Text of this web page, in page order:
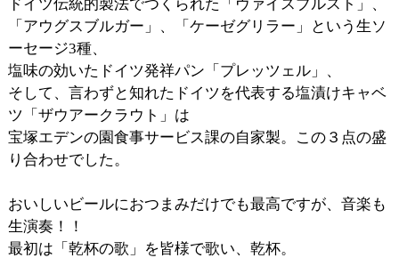
ドイツ伝統的製法でつくられた「ヴァイスブルスト」、
「アウグスブルガー」、「ケーゼグリラー」という生ソ
ーセージ3種、
塩味の効いたドイツ発祥パン「プレッツェル」、
そして、言わずと知れたドイツを代表する塩漬けキャベ
ツ「ザウアークラウト」は
宝塚エデンの園食事サービス課の自家製。この３点の盛
り合わせでした。
おいしいビールにおつまみだけでも最高ですが、音楽も
生演奏！！
最初は「乾杯の歌」を皆様で歌い、乾杯。